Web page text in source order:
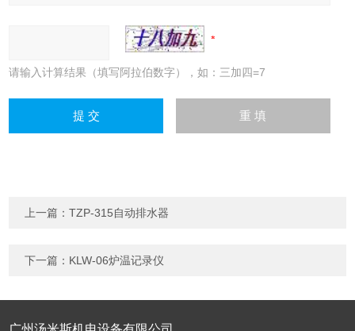
请输入计算结果（填写阿拉伯数字），如：三加四=7
上一篇：TZP-315自动排水器
下一篇： KLW-06炉温记录仪